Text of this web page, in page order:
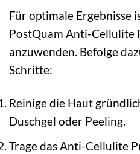
Für optimale Ergebnisse
PostQuam Anti-Cellulite
anzuwenden. Befolge
Schritte:
Reinige die Haut
Duschgel oder Peeling.
Trage das Anti-Cellulite